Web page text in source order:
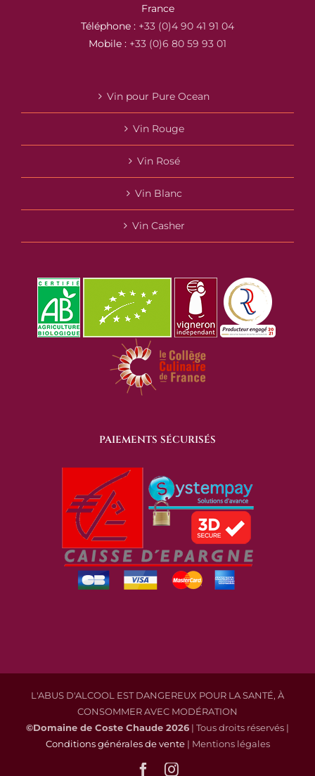
France
Téléphone : +33 (0)4 90 41 91 04
Mobile : +33 (0)6 80 59 93 01
Vin pour Pure Ocean
Vin Rouge
Vin Rosé
Vin Blanc
Vin Casher
PAIEMENTS SÉCURISÉS
L'ABUS D'ALCOOL EST DANGEREUX POUR LA SANTÉ, À
CONSOMMER AVEC MODÉRATION
©Domaine de Coste Chaude 2026 | Tous droits réservés |
Conditions générales de vente| Mentions légales
FacebookInstagram